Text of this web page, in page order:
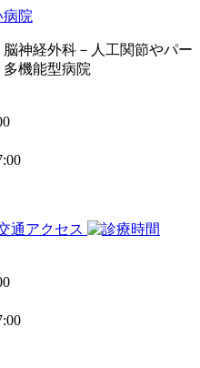
神経外科－人工関節やパー
機能型病院